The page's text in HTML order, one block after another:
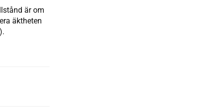
är om
äktheten